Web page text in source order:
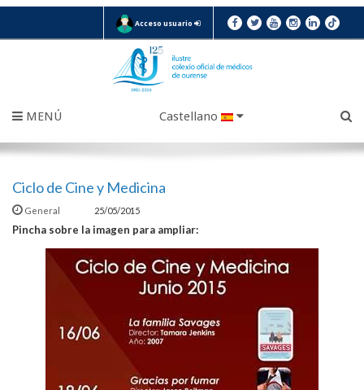
Acceso usuario
MENÚ Castellano
Ciclo de Cine y Medicina
General 25/05/2015
Pincha sobre la imagen para ampliar: